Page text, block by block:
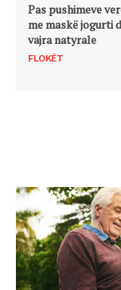
Pas pushimeve
me maskë jogurti
vajra natyrale
FLOKËT